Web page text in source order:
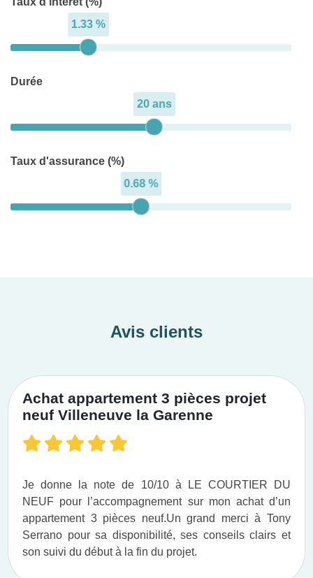
1.33 %
Durée
20 ans
Taux d'assurance (%)
0.68 %
Avis clients
Achat appartement 3 pièces projet
neuf Villeneuve la Garenne
Je donne la note de 10/10 à LE COURTIER DU
NEUF pour l’accompagnement sur mon achat d’un
appartement 3 pièces neuf.​ Un grand merci à Tony
Serrano pour sa disponibilité, ses conseils clairs et
son suivi du début à la fin du projet.​